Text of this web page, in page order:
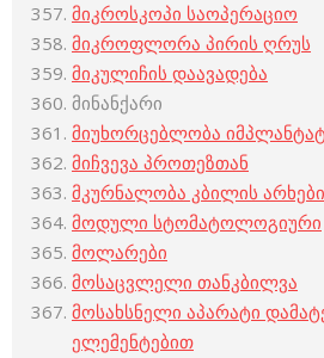
მიკროსკოპი საოპერაციო
მიკროფლორა პირის ღრუს
მიკულიჩის დაავადება
მინანქარი
მიუხორცებლობა
მიჩვევა პროთეზთან
მკურნალობა კბილის
მოდული სტომატოლოგიური
მოლარები
მოსაცვლელი თანკბილვა
მოსახსნელი აპარატი
ელემენტებით